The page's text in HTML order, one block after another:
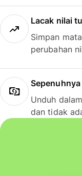
Lacak nilai
Simpan
perubahan
Unduh
dan tidak